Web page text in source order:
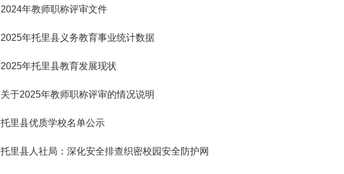
2024年教师职称评审文件
2025年托里县义务教育事业统计数据
2025年托里县教育发展现状
关于2025年教师职称评审的情况说明
托里县优质学校名单公示
托里县人社局：深化安全排查织密校园安全防护网